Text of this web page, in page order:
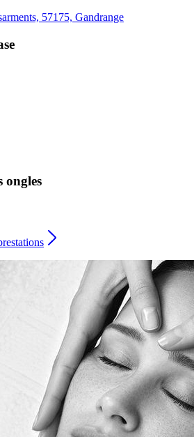
57175, Gandrange
ongles